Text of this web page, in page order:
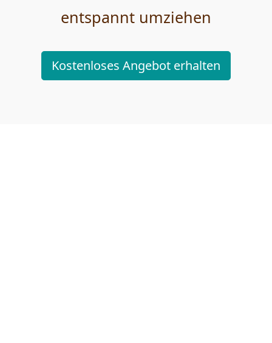
entspannt umziehen
Kostenloses Angebot erhalten